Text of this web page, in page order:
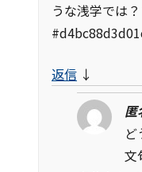
うな浅学では
返信 ↓
匿
文